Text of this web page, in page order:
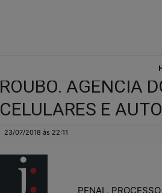
ROUBO. AGÊNCIA
CELULARES E
23/07/2018 às 22:11
PENAL.